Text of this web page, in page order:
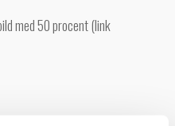
med 50 procent (link